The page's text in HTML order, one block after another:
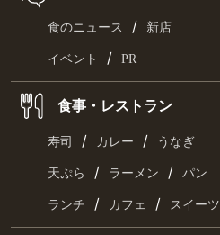
食のニュース / 新店
イベント / PR
食事・レストラン
寿司 / カレー / うなぎ
天ぷら / ラーメン / パン
ランチ / カフェ / スイーツ